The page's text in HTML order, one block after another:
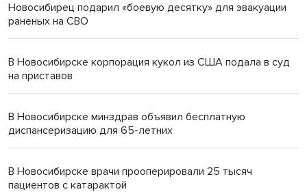
Новосибирец подарил «боевую десятку» для эвакуации
раненых на СВО
В Новосибирске корпорация кукол из США подала в суд
на приставов
В Новосибирске минздрав объявил бесплатную
диспансеризацию для 65-летних
В Новосибирске врачи прооперировали 25 тысяч
пациентов с катарактой